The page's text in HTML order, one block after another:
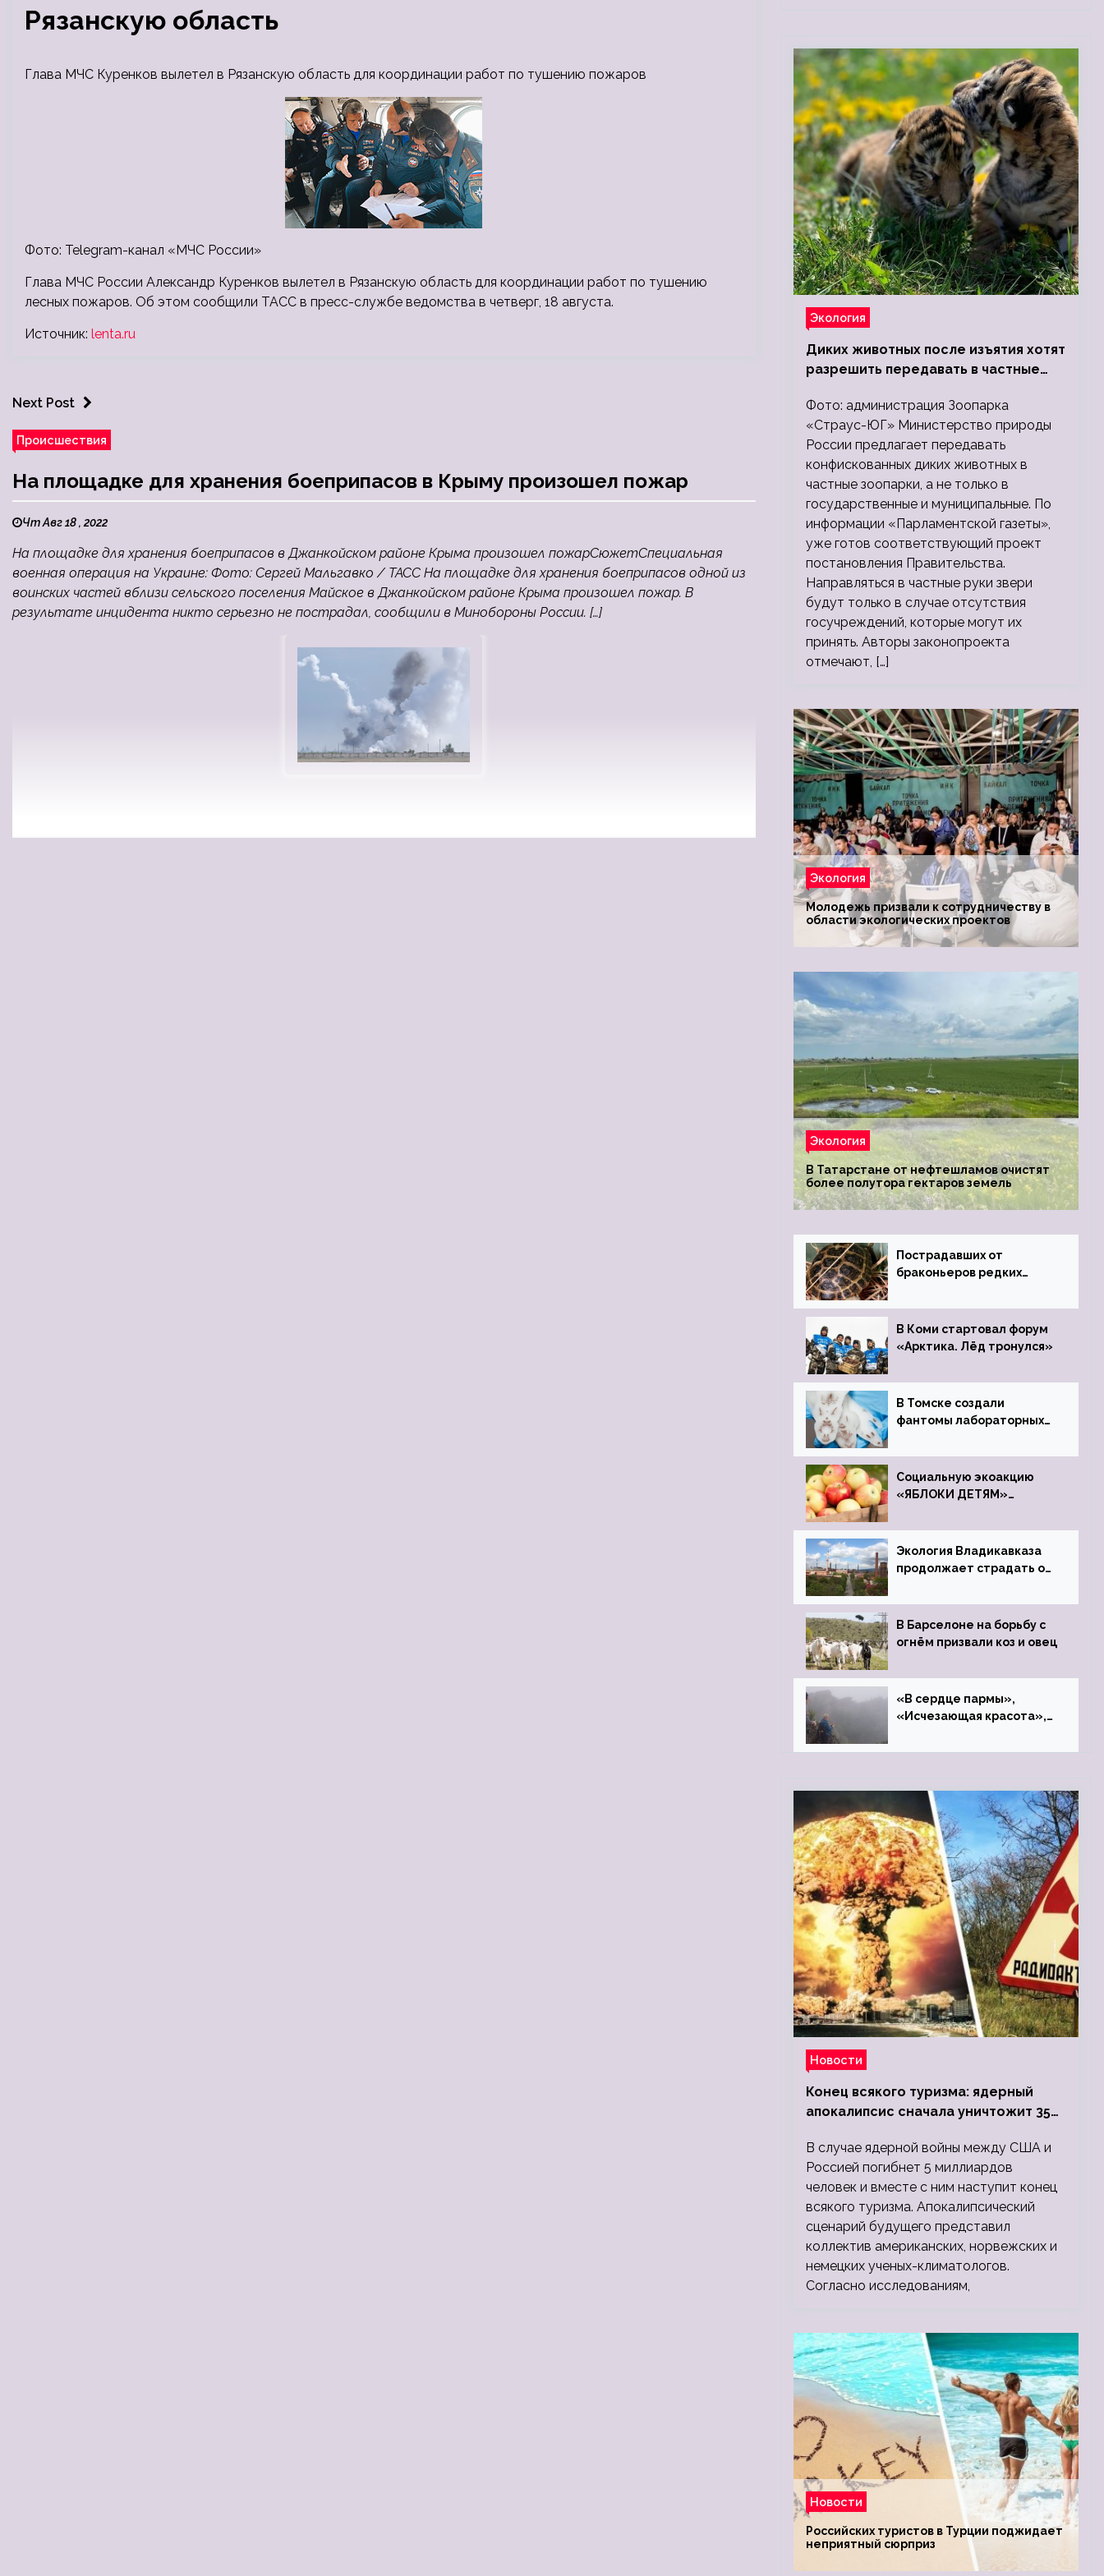
Рязанскую область
Глава МЧС Куренков вылетел в Рязанскую область для координации работ по тушению пожаров
Фото: Telegram-канал «МЧС России»
Глава МЧС России Александр Куренков вылетел в Рязанскую область для координации работ по тушению
лесных пожаров. Об этом сообщили ТАСС в пресс-службе ведомства в четверг, 18 августа.
Источник: lenta.ru
Next Post
Происшествия
На площадке для хранения боеприпасов в Крыму произошел пожар
Чт Авг 18 , 2022
На площадке для хранения боеприпасов в Джанкойском районе Крыма произошел пожарСюжетСпециальная
военная операция на Украине: Фото: Сергей Мальгавко / ТАСС На площадке для хранения боеприпасов одной из
воинских частей вблизи сельского поселения Майское в Джанкойском районе Крыма произошел пожар. В
результате инцидента никто серьезно не пострадал, сообщили в Минобороны России. […]
Экология
Диких животных после изъятия хотят
разрешить передавать в частные
Фото: администрация Зоопарка
«Страус-ЮГ» Министерство природы
России предлагает передавать
конфискованных диких животных в
частные зоопарки, а не только в
государственные и муниципальные. По
информации «Парламентской газеты»,
уже готов соответствующий проект
постановления Правительства.
Направляться в частные руки звери
будут только в случае отсутствия
госучреждений, которые могут их
принять. Авторы законопроекта
отмечают, […]
Экология
Молодежь призвали к сотрудничеству в
области экологических проектов
Экология
В Татарстане от нефтешламов очистят
более полутора гектаров земель
Пострадавших от
браконьеров редких
Ростовский зоопарк
В Коми стартовал форум
«Арктика. Лёд тронулся»
В Томске создали
фантомы лабораторных
Социальную экоакцию
«ЯБЛОКИ ДЕТЯМ»
Экология Владикавказа
продолжает страдать от
завода
В Барселоне на борьбу с
огнём призвали коз и овец
«В сердце пармы»,
«Исчезающая красота»,
Новости
Конец всякого туризма: ядерный
апокалипсис сначала уничтожит 350
людей
В случае ядерной войны между США и
Россией погибнет 5 миллиардов
человек и вместе с ним наступит конец
всякого туризма. Апокалипсический
сценарий будущего представил
коллектив американских, норвежских и
немецких ученых-климатологов.
Согласно исследованиям,
Новости
Российских туристов в Турции поджидает
неприятный сюрприз